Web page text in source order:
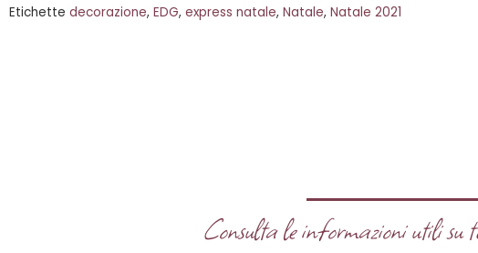
5
Etichette decorazione, EDG, express natale, Natale, Natale 2021
Consulta le informazioni utili su